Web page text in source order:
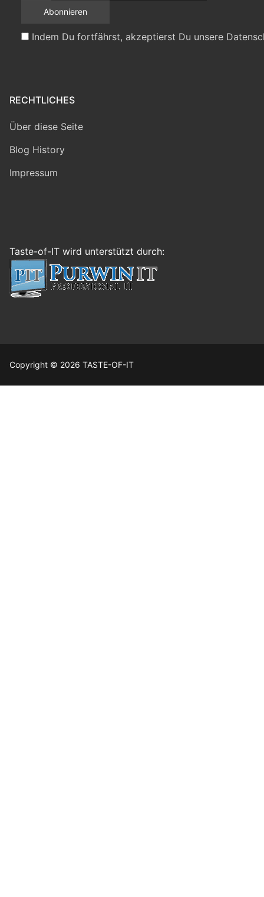
Indem Du fortfährst, akzeptierst Du unsere
RECHTLICHES
Über diese Seite
Blog History
Impressum
Taste-of-IT wird unterstützt durch:
Copyright © 2026 TASTE-OF-IT